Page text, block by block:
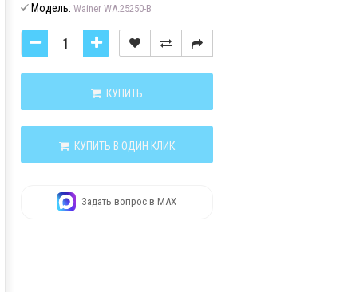
Модель: Wainer WA.25250-B
КУПИТЬ
КУПИТЬ В ОДИН КЛИК
Задать вопрос в MAX